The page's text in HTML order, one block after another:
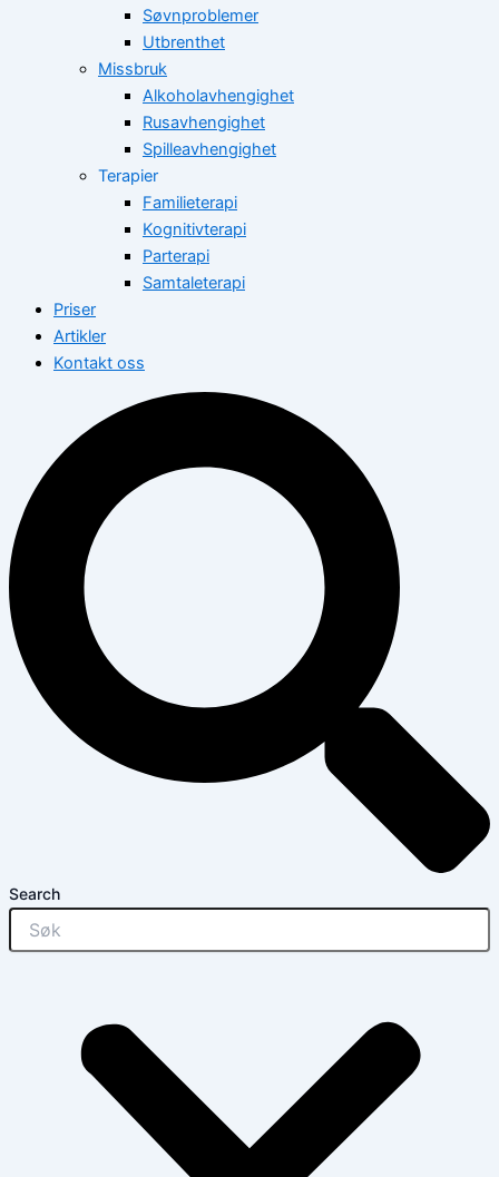
Søvnproblemer
Utbrenthet
Missbruk
Alkoholavhengighet
Rusavhengighet
Spilleavhengighet
Terapier
Familieterapi
Kognitivterapi
Parterapi
Samtaleterapi
Priser
Artikler
Kontakt oss
Search